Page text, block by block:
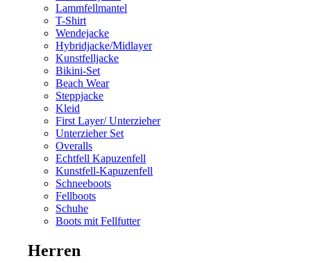
Lammfellmantel
T-Shirt
Wendejacke
Hybridjacke/Midlayer
Kunstfelljacke
Bikini-Set
Beach Wear
Steppjacke
Kleid
First Layer/ Unterzieher
Unterzieher Set
Overalls
Echtfell Kapuzenfell
Kunstfell-Kapuzenfell
Schneeboots
Fellboots
Schuhe
Boots mit Fellfutter
Herren